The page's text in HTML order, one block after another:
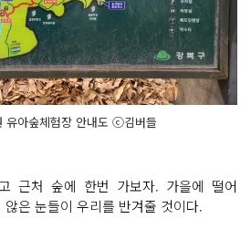
유아숲체험장 안내도 ⓒ김버들
근처 숲에 한번 가보자. 가을에 떨어
은 눈들이 우리를 반겨줄 것이다.